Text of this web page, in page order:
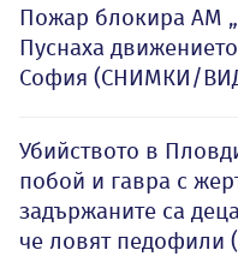
Пожар блокира АМ
Пуснаха
София (СНИМКИ/
Убийството в
побой и гавра с
задържаните са
че ловят педофили